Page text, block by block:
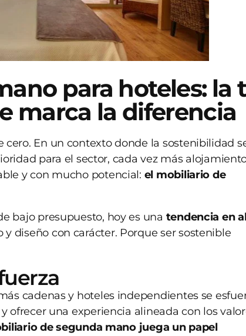
para hoteles: la
marca la diferencia
En un contexto donde la sostenibilidad
para el sector, cada vez más
y con mucho potencial: el mobiliario de
bajo presupuesto, hoy es una tendencia en
diseño con carácter. Porque ser sostenible
cadenas y hoteles independientes se
una experiencia alineada con los
de segunda mano juega un papel